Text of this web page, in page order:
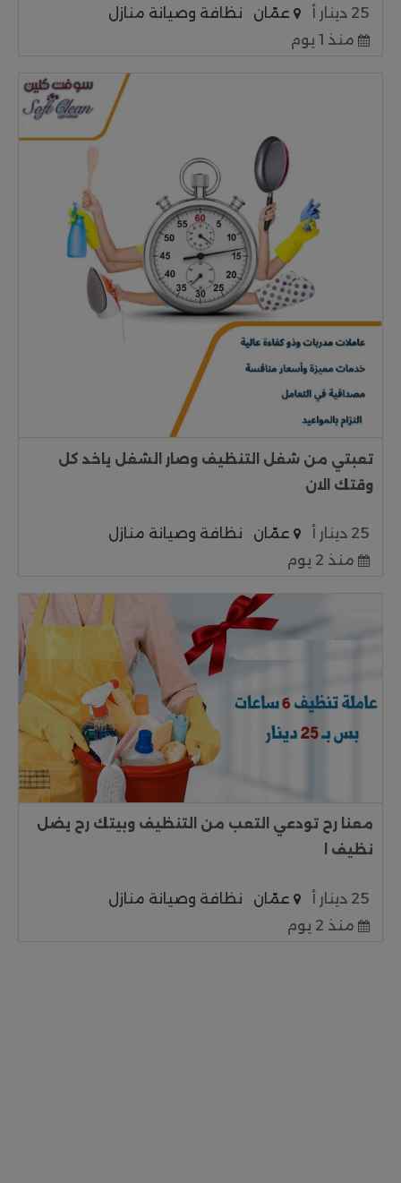
25 دينار أ عمّان
نظافة وصيانة منازل
منذ 1 يوم
تعبتي من شغل التنظيف وصار الشغل ياخد كل
وقتك الان
25 دينار أ عمّان
نظافة وصيانة منازل
منذ 2 يوم
معنا رح تودعي التعب من التنظيف وبيتك رح يضل
نظيف ا
25 دينار أ عمّان
نظافة وصيانة منازل
منذ 2 يوم